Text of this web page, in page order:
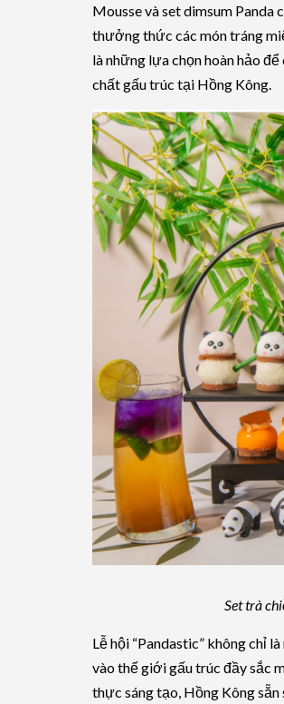
Mousse và set dimsum
thưởng thức các món tráng
là những lựa chọn hoàn hảo
chất gấu trúc tại Hồng Kông.
Set trà
Lễ hội “Pandastic” không chỉ
vào thế giới gấu trúc đầy sắc
thực sáng tạo, Hồng Kông